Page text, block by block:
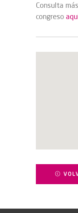
Consulta
congreso